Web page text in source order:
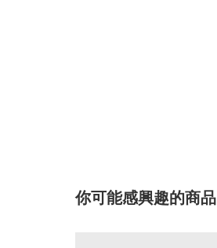
你可能感興趣的商品